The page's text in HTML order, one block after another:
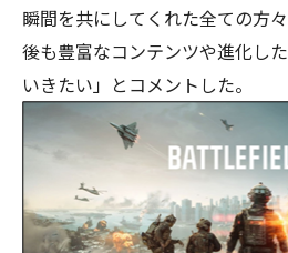
瞬間を共にしてくれた全ての方
後も豊富なコンテンツや進化し
いきたい」とコメントした。